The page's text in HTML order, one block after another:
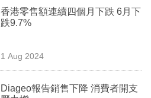
香港零售額連續四個月下跌 6月下
跌9.7%
1 Aug 2024
Diageo報告銷售下降 消費者開支